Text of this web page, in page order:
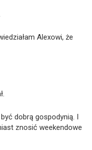
Alexowi, że
dobrą gospodynią. I
znosić weekendowe